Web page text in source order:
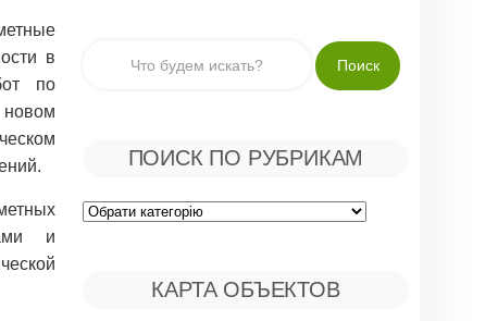
в
по
и
ПОИСК ПО РУБРИКАМ
Поиск
КАРТА ОБЪЕКТОВ